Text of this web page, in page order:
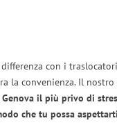
con i
la convenienza. Il
il più privo di
che tu possa